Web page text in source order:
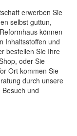
erwerben Sie
selbst guttun,
können
Inhaltsstoffen und
bestellen Sie Ihre
oder Sie
Ort kommen Sie
durch unsere
und